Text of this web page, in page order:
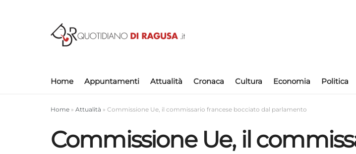
Home Appuntamenti Attualità Cronaca Cultura Economia Politica
Home » Attualità » Commissione Ue, il commissario francese bocciato dal parlamento
Commissione Ue, il